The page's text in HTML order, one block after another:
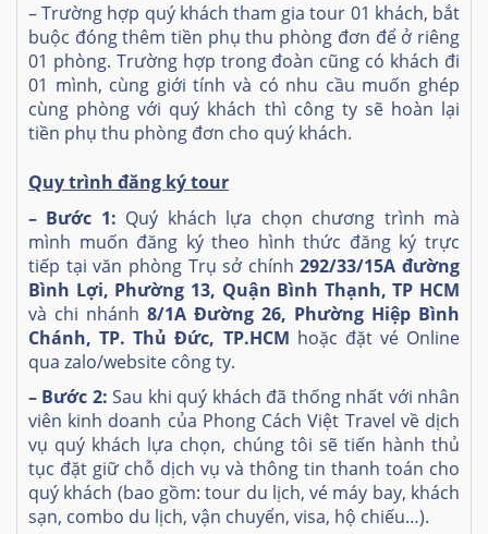
– Trường hợp quý khách tham gia tour 01 khách, bắt
buộc đóng thêm tiền phụ thu phòng đơn để ở riêng
01 phòng. Trường hợp trong đoàn cũng có khách đi
01 mình, cùng giới tính và có nhu cầu muốn ghép
cùng phòng với quý khách thì công ty sẽ hoàn lại
tiền phụ thu phòng đơn cho quý khách.
Quy trình đăng ký tour
– Bước 1: Quý khách lựa chọn chương trình mà
mình muốn đăng ký theo hình thức đăng ký trực
tiếp tại văn phòng Trụ sở chính292/33/15A đường
Bình Lợi, Phường 13, Quận Bình Thạnh, TP HCM
và chi nhánh 8/1A Đường 26, Phường Hiệp Bình
Chánh, TP. Thủ Đức, TP.HCM hoặc đặt vé Online
qua zalo/website công ty.
– Bước 2:Sau khi quý khách đã thống nhất với nhân
viên kinh doanh của Phong Cách Việt Travel về dịch
vụ quý khách lựa chọn, chúng tôi sẽ tiến hành thủ
tục đặt giữ chỗ dịch vụ và thông tin thanh toán cho
quý khách (bao gồm: tour du lịch, vé máy bay, khách
sạn, combo du lịch, vận chuyển, visa, hộ chiếu…).